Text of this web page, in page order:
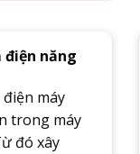
năng
máy
trong máy
đó xây